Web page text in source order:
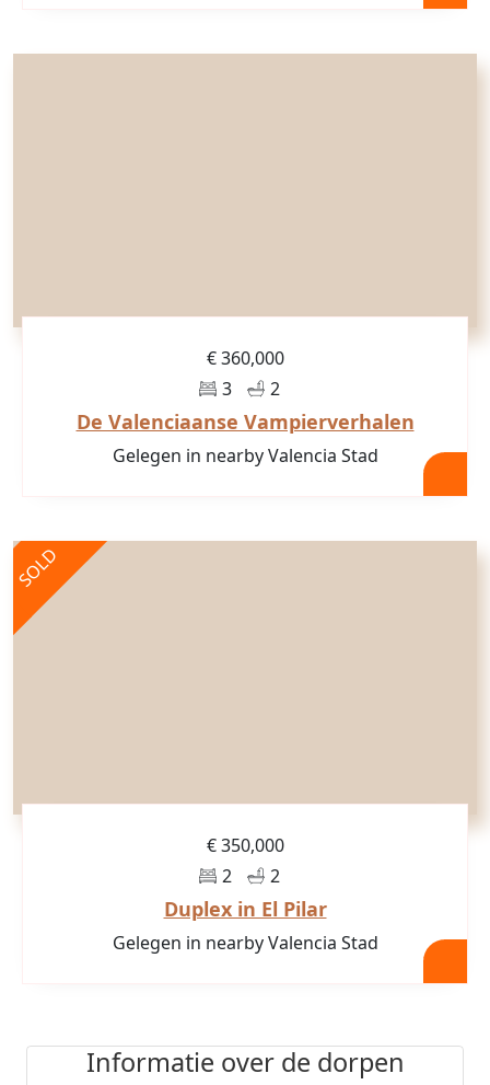
€ 360,000
3
2
De Valenciaanse Vampierverhalen
Gelegen in nearby Valencia Stad
SOLD
€ 350,000
2
2
Duplex in El Pilar
Gelegen in nearby Valencia Stad
Informatie over de dorpen